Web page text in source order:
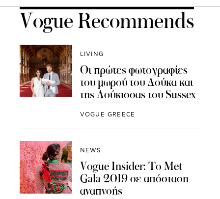
Vogue Recommends
LIVING
Οι πρώτες φωτογραφίες
του μωρού του Δούκα και
της Δούκισσας του Sussex
VOGUE GREECE
NEWS
Vogue Insider: To Met
Gala 2019 σε απόσταση
αναπνοής